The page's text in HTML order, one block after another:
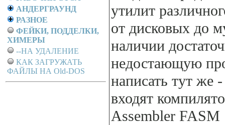
АНДЕРГРАУНД
РАЗНОЕ
ФЕЙКИ, ПОДДЕЛКИ,
ХИМЕРЫ
--НА УДАЛЕНИЕ
КАК ЗАГРУЖАТЬ
ФАЙЛЫ НА Old-DOS
утилит
от дисковых до
наличии
недостающую
написать тут же
входят
Assembler FASM